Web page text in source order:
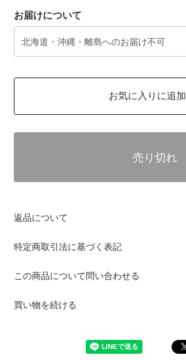
お届けについて
お気に入りに追加
売り切れ
返品について
特定商取引法に基づく表記
この商品について問い合わせる
買い物を続ける